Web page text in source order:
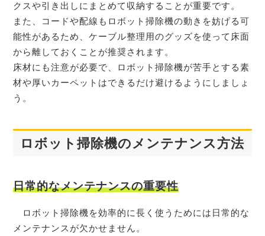
クスや引き出しにまとめて収納することが重要です。
また、コードや配線もロボット掃除機の動きを妨げる可
能性があるため、ケーブル整理用のグッズを使って床面
から離しておくことが推奨されます。
床材にも注意が必要で、ロボット掃除機が苦手とする素
材や厚いカーペットはできるだけ避けるようにしましょ
う。
ロボット掃除機のメンテナンス方法
日常的なメンテナンスの重要性
ロボット掃除機を効率的に長く使うためには日常的な
メンテナンスが欠かせません。